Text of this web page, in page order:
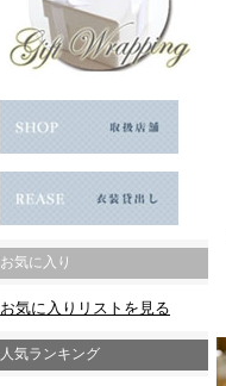
お気に入り
お気に入りリストを見る
人気ランキング